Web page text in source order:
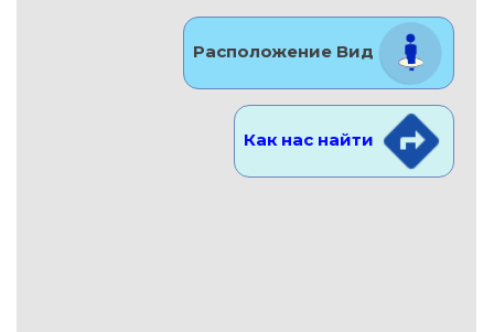
Расположение Вид
Как нас найти